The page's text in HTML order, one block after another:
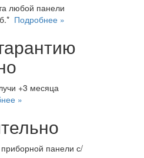
любой панели
Подробнее »
+3 месяца
»
панели с/